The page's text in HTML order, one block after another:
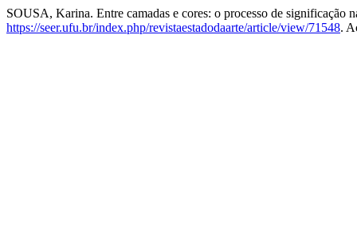
SOUSA, Karina. Entre camadas e cores: o processo de significação
https://seer.ufu.br/index.php/revistaestadodaarte/article/view/71548.